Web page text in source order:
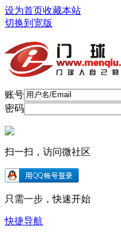
设为首页收藏本站
切换到宽版
账号
密码
扫一扫，访问微社区
只需一步，快速开始
快捷导航